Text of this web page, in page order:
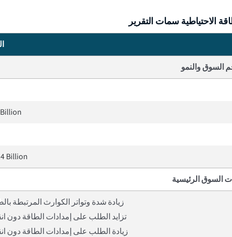
الاحتياطية سمات التقرير
السوق والنمو
Billion
Billion
السوق الرئيسية
زيادة شدة وتواتر الكوارث المرتبطة
تزايد الطلب على إمدادات الطاقة دون
زيادة الطلب على إمدادات الطاقة دون